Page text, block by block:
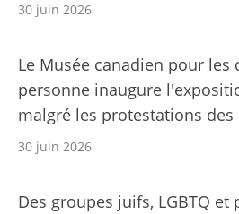
30 juin 2026
Le Musée canadien pour les
personne inaugure
malgré les protestations
30 juin 2026
Des groupes juifs, LGBTQ et